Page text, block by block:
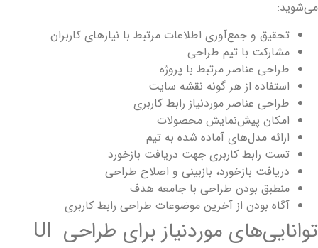
می‌شوید:
تحقیق و جمع‌آوری اطلاعات مرتبط با نیازهای کاربران
مشارکت با تیم طراحی
طراحی عناصر مرتبط با پروژه
استفاده از هر گونه نقشه‌ سایت
طراحی عناصر موردنیاز رابط کاربری
امکان پیش‌نمایش محصولات
ارائه‌ مدل‌های آماده شده‌ به تیم
تست ‌رابط کاربری جهت دریافت بازخورد
دریافت بازخورد، بازبینی و اصلاح طراحی
منطبق بودن طراحی‌ با جامعه‌ هدف
آگاه بودن از آخرین موضوعات طراحی رابط کاربری
توانایی‌های موردنیاز برای طراحی UI